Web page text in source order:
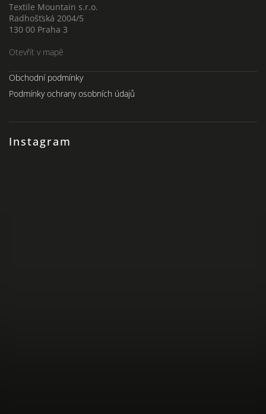
Textile Mountain s.r.o.
Radhošťská 2004/5
130 00 Praha 3
Otevřít v mapě
Instagram
Obchodní podmínky
Podmínky ochrany osobních údajů